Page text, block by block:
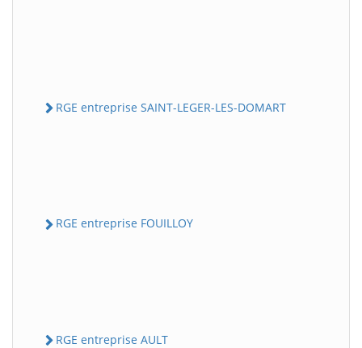
RGE entreprise SAINT-LEGER-LES-DOMART
RGE entreprise FOUILLOY
RGE entreprise AULT